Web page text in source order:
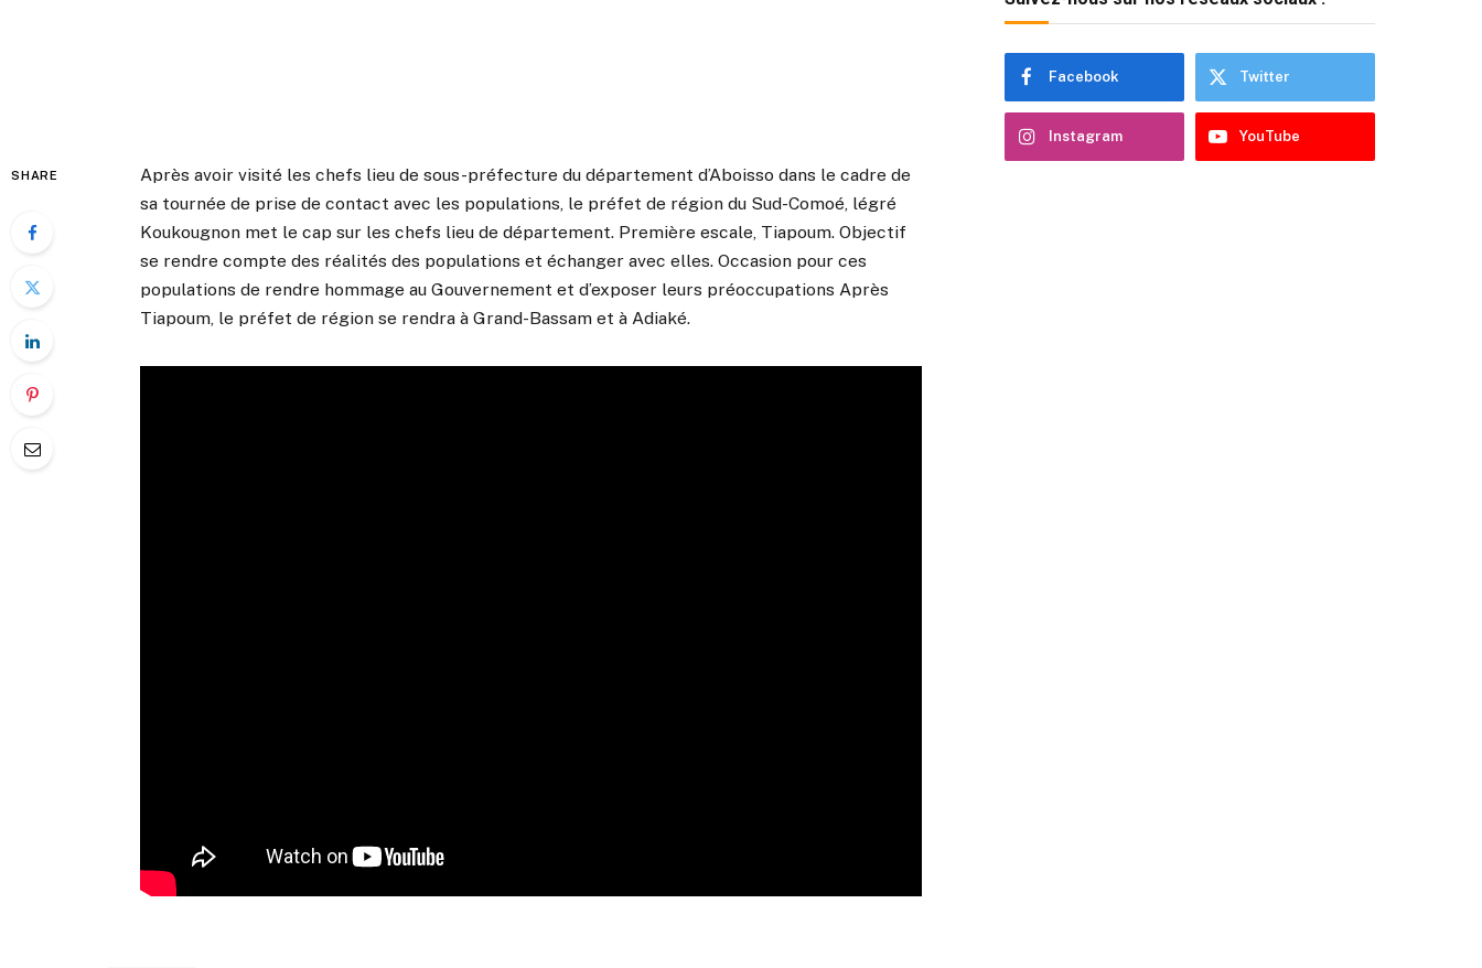
SHARE
Après avoir visité les chefs lieu de sous-préfecture du département d’Aboisso dans le cadre de
sa tournée de prise de contact avec les populations, le préfet de région du Sud-Comoé, légré
Koukougnon met le cap sur les chefs lieu de département. Première escale, Tiapoum. Objectif
se rendre compte des réalités des populations et échanger avec elles. Occasion pour ces
populations de rendre hommage au Gouvernement et d’exposer leurs préoccupations Après
Tiapoum, le préfet de région se rendra à Grand-Bassam et à Adiaké.
Facebook Twitter
Instagram YouTube